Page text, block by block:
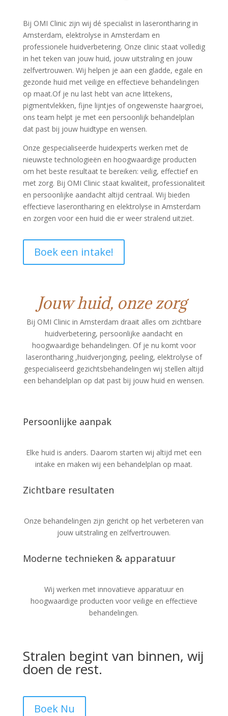
Bij OMI Cliniczijn wij dé specialist in laserontharing in
Amsterdam, elektrolyse in Amsterdam en
professionele huidverbetering. Onze clinic staat volledig
in het teken van jouw huid, jouw uitstraling en jouw
zelfvertrouwen. Wij helpen je aan een gladde, egale en
gezonde huid met veilige en effectieve behandelingen
op maat.Of je nu last hebt van acne littekens,
pigmentvlekken, fijne lijntjes of ongewenste haargroei,
ons team helpt je met een persoonlijk behandelplan
dat past bij jouw huidtype en wensen.
Onze gespecialiseerde huidexperts werken met de
nieuwste technologieën en hoogwaardige producten
om het beste resultaat te bereiken: veilig, effectief en
met zorg. Bij OMI Clinic staat kwaliteit, professionaliteit
en persoonlijke aandacht altijd centraal. Wij bieden
effectieve laserontharing en elektrolyse in Amsterdam
en zorgen voor een huid die er weer stralend uitziet.
Boek een intake!
Jouw huid, onze zorg
Bij OMI Clinic in Amsterdam draait alles om zichtbare
huidverbetering, persoonlijke aandacht en
hoogwaardige behandelingen. Of je nu komt voor
laserontharing ,huidverjonging, peeling, elektrolyse of
gespecialiseerd gezichtsbehandelingen wij stellen altijd
een behandelplan op dat past bij jouw huid en wensen.
Persoonlijke aanpak
Elke huid is anders. Daarom starten wij altijd met een
intake en maken wij een behandelplan op maat.
Zichtbare resultaten
Onze behandelingen zijn gericht op het verbeteren van
jouw uitstraling en zelfvertrouwen.
Moderne technieken & apparatuur
Wij werken met innovatieve apparatuur en
hoogwaardige producten voor veilige en effectieve
behandelingen.
Stralen begint van binnen, wij
doen de rest.
Boek Nu